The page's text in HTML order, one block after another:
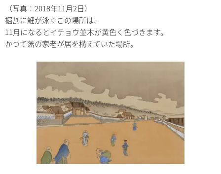
（写真：2018年11月2日）
掘割に鯉が泳ぐこの場所は、
11月になるとイチョウ並木が黄色く色づきます。
かつて藩の家老が居を構えていた場所。